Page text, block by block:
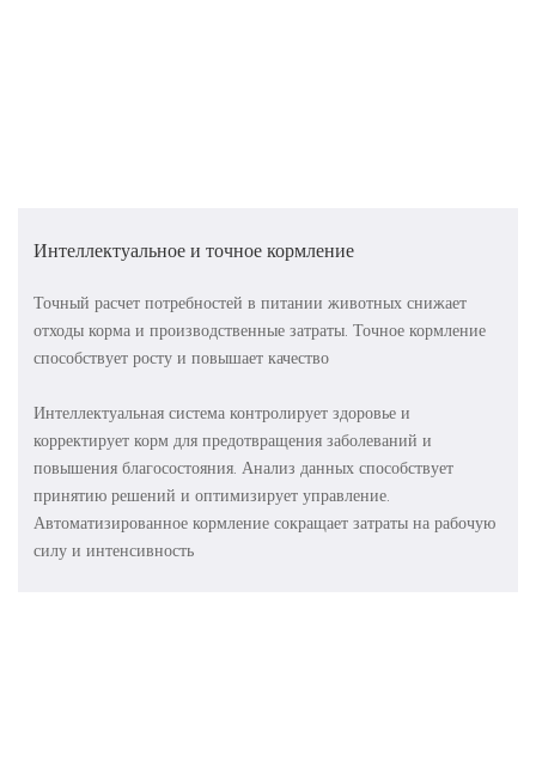
Интеллектуальное и точное кормление
Точный расчет потребностей в питании животных снижает
отходы корма и производственные затраты. Точное кормление
способствует росту и повышает качество
Интеллектуальная система контролирует здоровье и
корректирует корм для предотвращения заболеваний и
повышения благосостояния. Анализ данных способствует
принятию решений и оптимизирует управление.
Автоматизированное кормление сокращает затраты на рабочую
силу и интенсивность